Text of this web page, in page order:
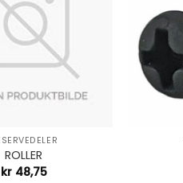
ROLLER
kr48,75